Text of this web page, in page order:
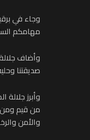
وجاء في
مهامكم
وأضاف جلالة
صديقتنا
وأبرز
من قيم ومن
والأمن